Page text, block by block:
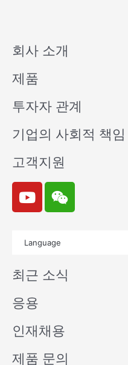
회사 소개
제품
투자자 관계
기업의 사회적 책임
고객지원
Y
o
u
e
W
e
i
n
Language
최근 소식
응용
인재채용
제품 문의